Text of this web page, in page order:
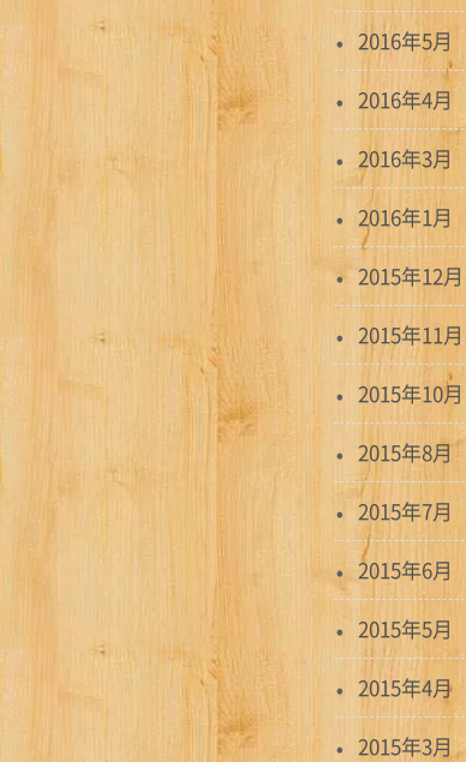
2016年5月
2016年4月
2016年3月
2016年1月
2015年12月
2015年11月
2015年10月
2015年8月
2015年7月
2015年6月
2015年5月
2015年4月
2015年3月